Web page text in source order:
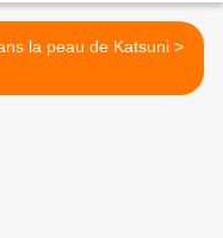
Dans la peau de Katsuni >